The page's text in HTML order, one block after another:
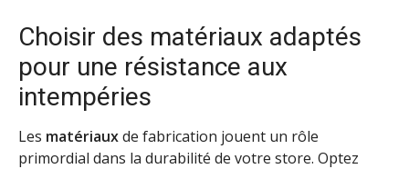
Choisir des matériaux adaptés
pour une résistance aux
intempéries
Les matériauxde fabrication jouent un rôle
primordial dans la durabilité de votre store. Optez